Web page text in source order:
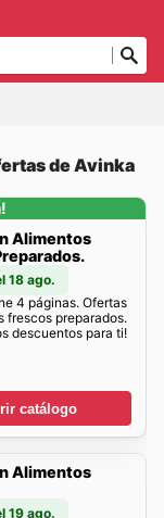
de Avinka
Alimentos
18 ago.
4 páginas. Ofertas
frescos preparados.
descuentos para ti!
catálogo
Alimentos
19 ago.